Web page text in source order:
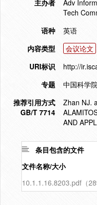
主办者
Adv
Tech
语种
英语
内容类型
会议论文
URI标识
http://
专题
中国科学
推荐引用方式
GB/T 7714
Zhan NJ.
AND
条目包含的文件
文件名称/大小
10.1.1.16.8203.pdf（